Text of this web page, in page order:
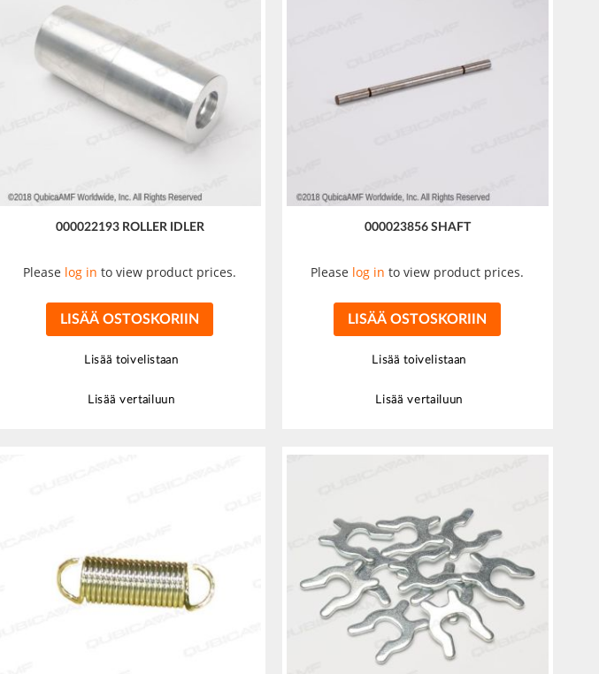
000022193 ROLLER IDLER
Please log in to view product prices.
LISÄÄ OSTOSKORIIN
Lisää toivelistaan
Lisää vertailuun
000023856 SHAFT
Please log in to view product prices.
LISÄÄ OSTOSKORIIN
Lisää toivelistaan
Lisää vertailuun